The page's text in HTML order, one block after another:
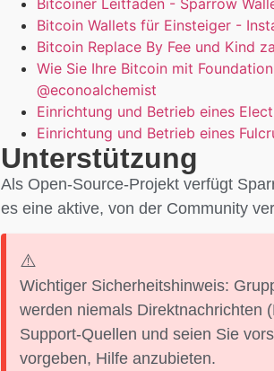
Bitcoiner Leitfaden - Sparrow
Bitcoin Wallets für Einsteiger -
Bitcoin Replace By Fee und Kind
Wie Sie Ihre Bitcoin mit
@econoalchemist
Einrichtung und Betrieb eines
Einrichtung und Betrieb eines
Unterstützung
Als Open-Source-Projekt verfügt
es eine aktive, von der Community
Wichtiger Sicherheitshinweis:
werden niemals Direktnachrichten
Support-Quellen und seien Sie
vorgeben, Hilfe anzubieten.